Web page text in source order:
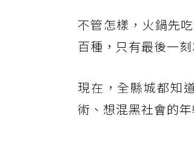
不管怎樣，火鍋先
百種，只有最後一
現在，全縣城都知
術、想混黑社會的